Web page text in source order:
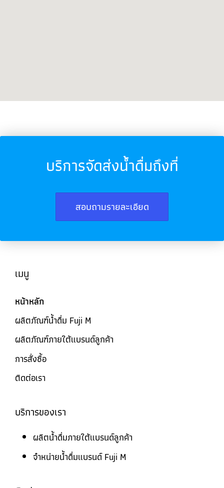
บริการจัดส่งน้ำดื่มถึงที่
สอบถามรายละเอียด
เมนู
หน้าหลัก
ผลิตภัณฑ์น้ำดื่ม Fuji M
ผลิตภัณฑ์ภายใต้แบรนด์ลูกค้า
การสั่งซื้อ
ติดต่อเรา
บริการของเรา
ผลิตน้ำดื่มภายใต้แบรนด์ลูกค้า
จำหน่ายน้ำดื่มแบรนด์ Fuji M